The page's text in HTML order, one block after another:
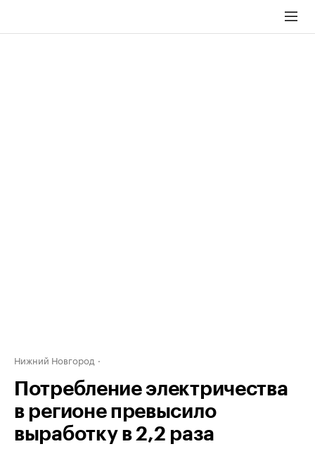
Нижний Новгород
Потребление электричества
в регионе превысило
выработку в 2,2 раза